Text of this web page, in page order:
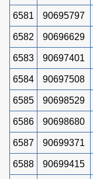
6581 90695797
6582 90696629
6583 90697401
6584 90697508
6585 90698529
6586 90698680
6587 90699371
6588 90699415